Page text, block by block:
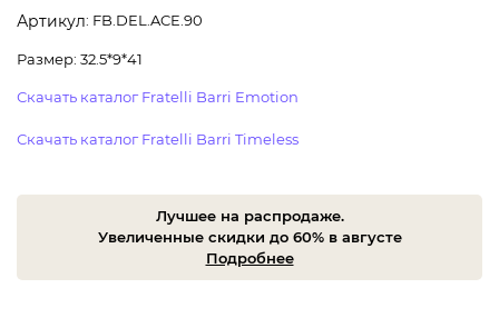
Артикул: FB.DEL.ACE.90
Размер: 32.5*9*41
Скачать каталог Fratelli Barri Emotion
Скачать каталог Fratelli Barri Timeless
Лучшее на распродаже.
Увеличенные скидки до 60% в августе
Подробнее